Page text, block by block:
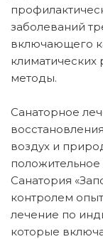
заболеваний
включающего
климатических
методы.
Санаторное
воздух и
положительное
Санатория
контролем
лечение по
которые